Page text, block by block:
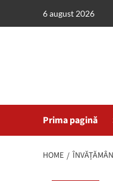
6 august 2026
Prima pagină
HOME